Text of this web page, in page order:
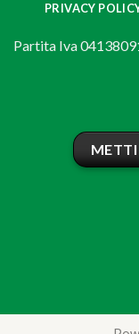
Partita Iva
PRIVACY